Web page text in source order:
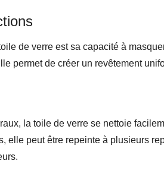
de verre est sa capacité à
permet de créer un revêtement
la toile de verre se nettoie
elle peut être repeinte à plusieurs